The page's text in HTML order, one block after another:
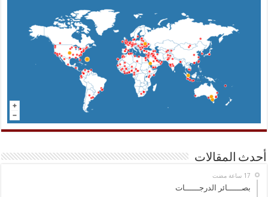
أحدث المقالات
بصــــــائر الدرجــــــات